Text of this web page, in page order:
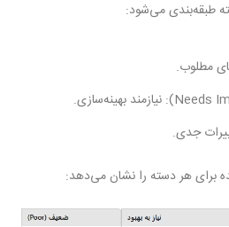
طبقه‌بندی می‌شود:
برای هر دسته را نشان می‌دهد: